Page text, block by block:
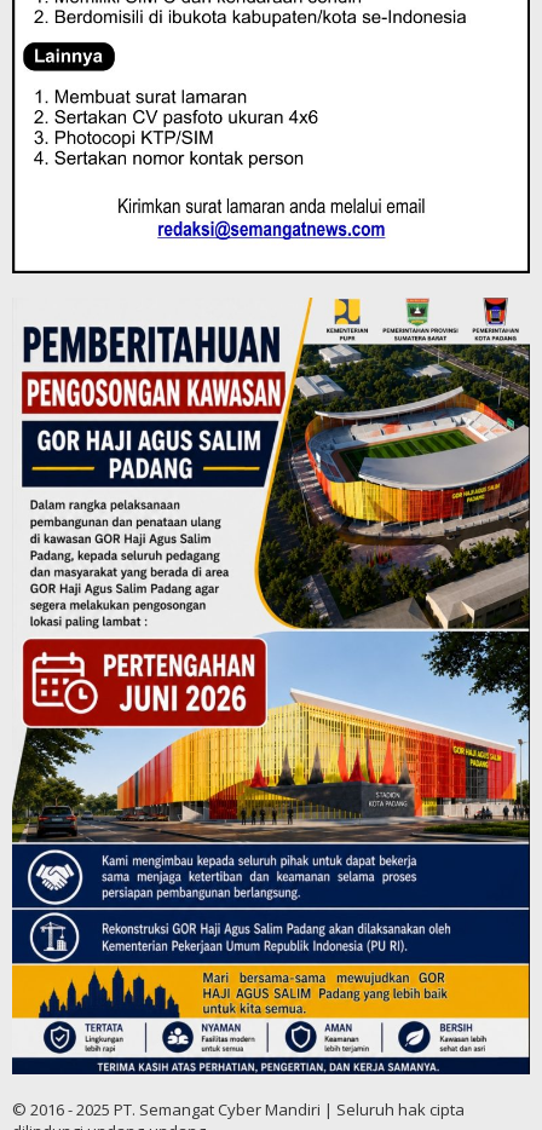
© 2016 - 2025 PT. Semangat Cyber Mandiri | Seluruh hak cipta